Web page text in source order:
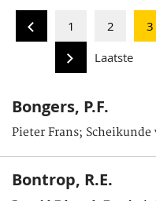
1 2 3
Laatste
Bongers, P.F.
Pieter Frans; Scheikunde
Bontrop, R.E.